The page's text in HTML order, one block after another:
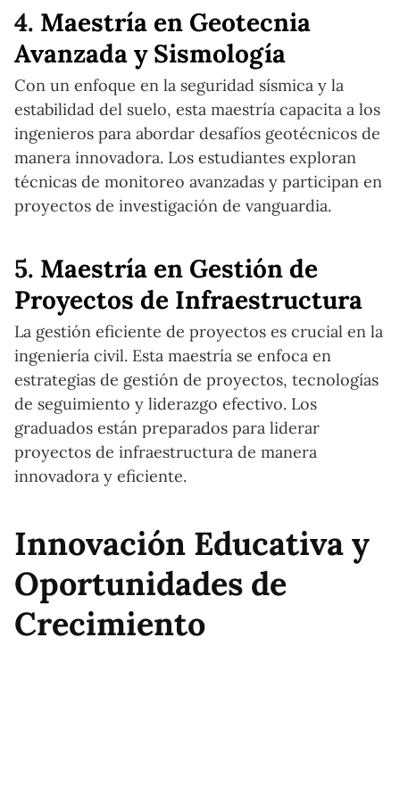
4. Maestría en Geotecnia
Avanzada y Sismología
Con un enfoque en la seguridad sísmica y la
estabilidad del suelo, esta maestría capacita a los
ingenieros para abordar desafíos geotécnicos de
manera innovadora. Los estudiantes exploran
técnicas de monitoreo avanzadas y participan en
proyectos de investigación de vanguardia.
5. Maestría en Gestión de
Proyectos de Infraestructura
La gestión eficiente de proyectos es crucial en la
ingeniería civil. Esta maestría se enfoca en
estrategias de gestión de proyectos, tecnologías
de seguimiento y liderazgo efectivo. Los
graduados están preparados para liderar
proyectos de infraestructura de manera
innovadora y eficiente.
Innovación Educativa y
Oportunidades de
Crecimiento